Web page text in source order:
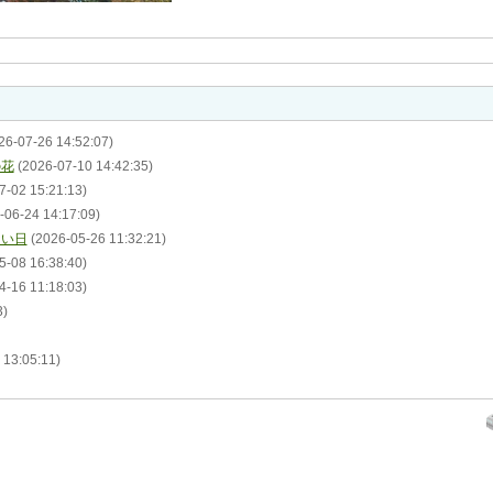
07-26 14:52:07)
(2026-07-10 14:42:35)
02 15:21:13)
24 14:17:09)
日 (2026-05-26 11:32:21)
08 16:38:40)
16 11:18:03)